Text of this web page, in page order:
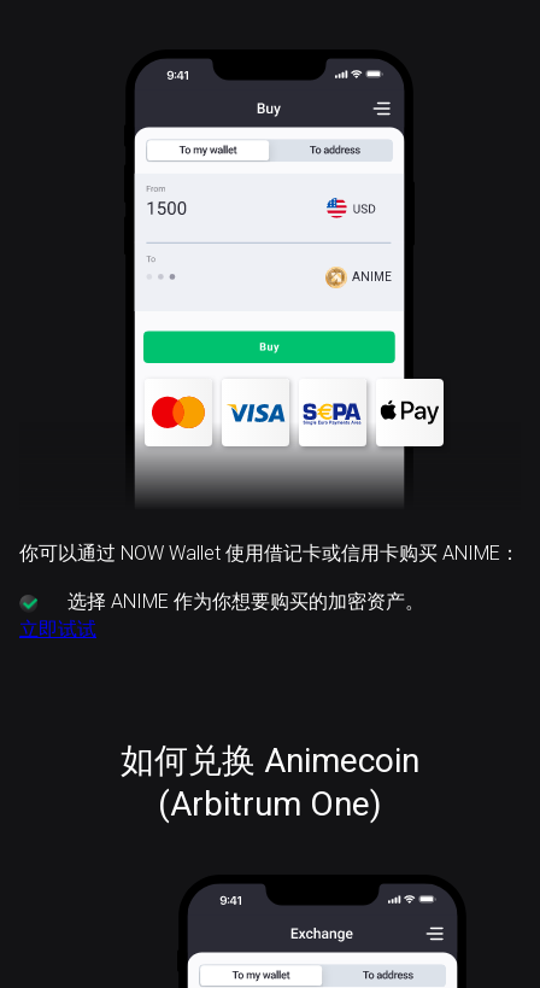
ANIME
你可以通过 NOW Wallet 使用借记卡或信用卡购买 ANIME：
选择 ANIME 作为你想要购买的加密资产。
立即试试
如何兑换 Animecoin
(Arbitrum One)